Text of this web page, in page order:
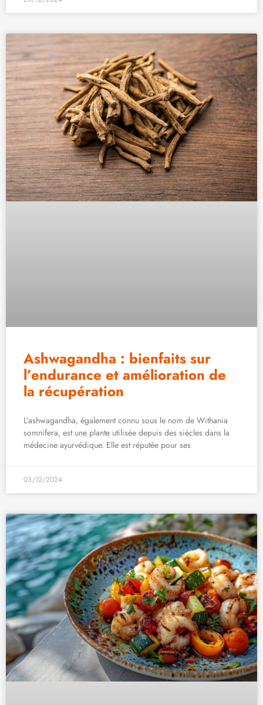
Ashwagandha : bienfaits sur
l’endurance et amélioration de
la récupération
L’ashwagandha, également connu sous le nom de Withania
somnifera, est une plante utilisée depuis des siècles dans la
médecine ayurvédique. Elle est réputée pour ses
03/12/2024